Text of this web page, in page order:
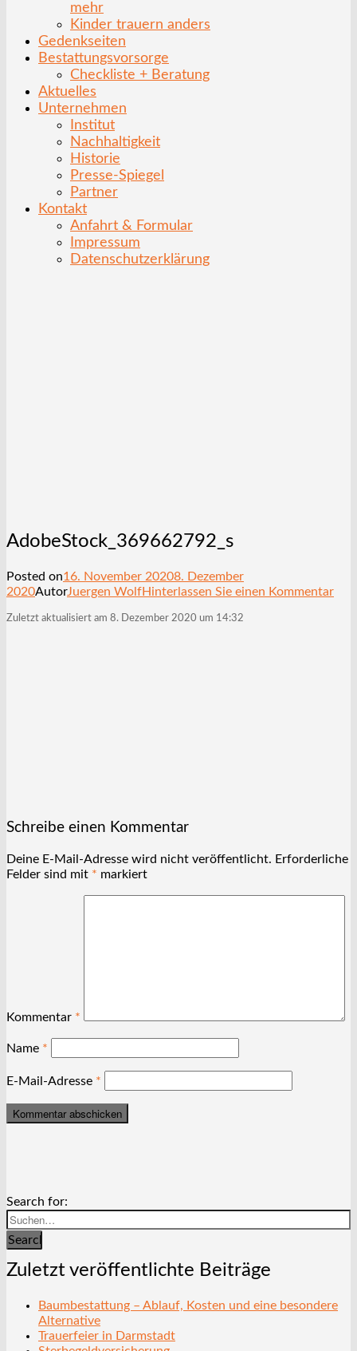
mehr
Kinder trauern anders
Gedenkseiten
Bestattungsvorsorge
Checkliste + Beratung
Aktuelles
Unternehmen
Institut
Nachhaltigkeit
Historie
Presse-Spiegel
Partner
Kontakt
Anfahrt & Formular
Impressum
Datenschutzerklärung
AdobeStock_369662792_s
Posted on16. November 20208. Dezember
2020AutorJuergen WolfHinterlassen Sie einen Kommentar
Zuletzt aktualisiert am 8. Dezember 2020 um 14:32
Schreibe einen Kommentar
Deine E-Mail-Adresse wird nicht veröffentlicht. Erforderliche
Felder sind mit * markiert
Kommentar *
Name *
E-Mail-Adresse *
Search for:
Search
Zuletzt veröffentlichte Beiträge
Baumbestattung – Ablauf, Kosten und eine besondere
Alternative
Trauerfeier in Darmstadt